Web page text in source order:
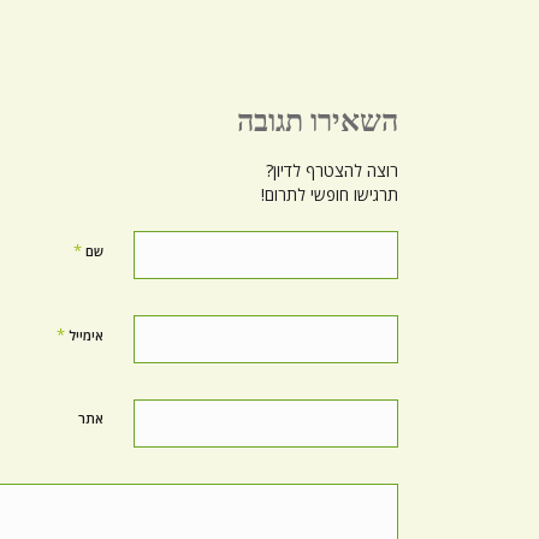
השאירו תגובה
רוצה להצטרף לדיון?
תרגישו חופשי לתרום!
שם *
אימייל *
אתר